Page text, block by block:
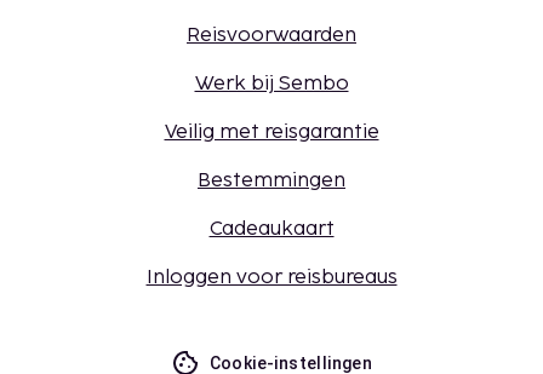
Reisvoorwaarden
Werk bij Sembo
Veilig met reisgarantie
Bestemmingen
Cadeaukaart
Inloggen voor reisbureaus
Cookie-instellingen